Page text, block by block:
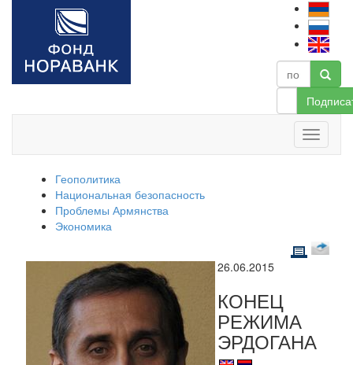
Геополитика
Национальная безопасность
Проблемы Армянства
Экономика
26.06.2015
КОНЕЦ
РЕЖИМА
ЭРДОГАНА